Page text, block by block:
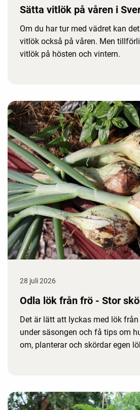
Sätta vitlök på våren i
Om du har tur med vädret kan
vitlök också på våren. Men
vitlök på hösten och vintern.
28 juli 2026
Odla lök från frö - Stor
Det är lätt att lyckas med lök
under säsongen och få tips om
om, planterar och skördar egen